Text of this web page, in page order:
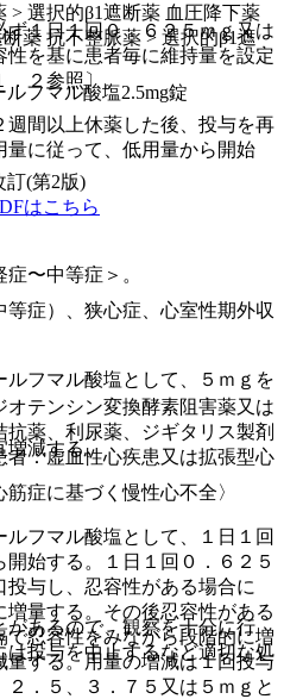
１日１回０．６２５ｍｇ又は
を基に患者毎に維持量を設定
．２参照〕。
間以上休薬した後、投与を再
量に従って、低用量から開始
〜中等症＞。
テンシン変換酵素阻害薬又は
薬、利尿薬、ジギタリス製剤
：虚血性心疾患又は拡張型心
あるので、観察を十分に行
投与を中止するなど適切な処
> 選択的β1遮断薬 血圧降下薬
薬 抗不整脈薬 > 選択的β1遮
ルフマル酸塩2.5mg錠
訂(第2版)
はこちら
等症）、狭心症、心室性期外収
フマル酸塩として、５ｍｇを
増減する。
症に基づく慢性心不全〉
フマル酸塩として、１日１回
始する。１日１回０．６２５
与し、忍容性がある場合に
量する。その後忍容性がある
忍容性をみながら段階的に増
する。用量の増減は１回投与
．５、３．７５又は５ｍｇと